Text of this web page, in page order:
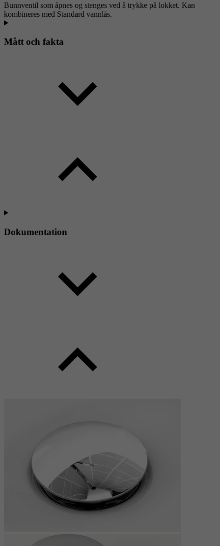
Bunnventil som åpnes og stenges ved å trykke på lokket. Kan
kombineres med Standard vannlås.
Mått och fakta
Dokumentation